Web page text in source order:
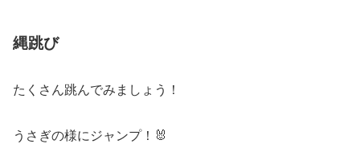
縄跳び
たくさん跳んでみましょう！
うさぎの様にジャンプ！🐰